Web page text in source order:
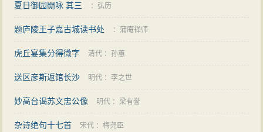
夏日御园閒咏 其三 ： 弘历
题庐陵王子嘉古城读书处 ： 蒲庵禅师
虎丘宴集分得微字 清代 ：孙蕙
送区彦斯返馆长沙 明代 ：李之世
妙高台谒苏文忠公像 明代 ： 梁有誉
杂诗绝句十七首 宋代 ：梅尧臣